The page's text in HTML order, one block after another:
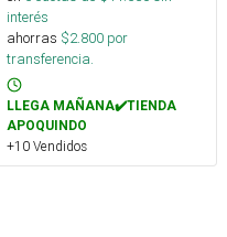
interés
ahorras $2.800 por
transferencia.
LLEGA MAÑANA✔️TIENDA
APOQUINDO
+10 Vendidos